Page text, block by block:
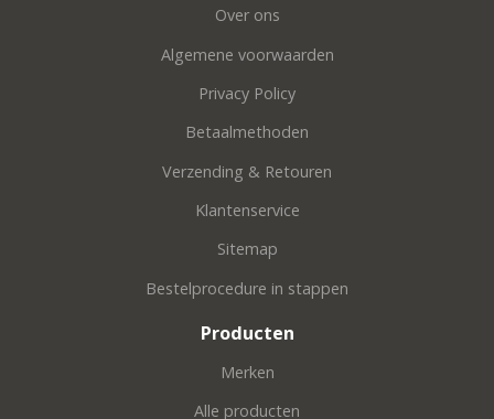
Over ons
Algemene voorwaarden
Privacy Policy
Betaalmethoden
Verzending & Retouren
Klantenservice
Sitemap
Bestelprocedure in stappen
Producten
Merken
Alle producten